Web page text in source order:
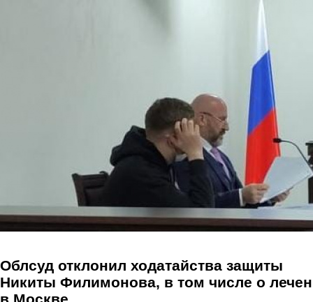
Облсуд отклонил ходатайства защиты
Никиты Филимонова, в том числе о